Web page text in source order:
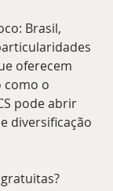
Brasil,
oferecem
como o
pode abrir
diversificação